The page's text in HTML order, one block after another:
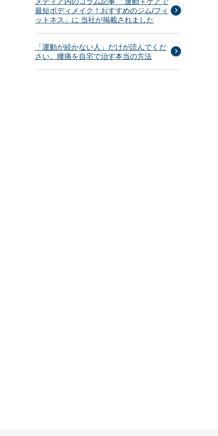
最短ボディメイク！おすすめのジム/フィ
ットネス」に 当社が掲載されました
「運動が続かない人」だけが読んでくだ
さい。腰痛を自宅で治す本当の方法